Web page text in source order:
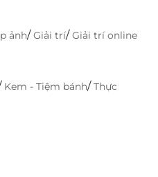
buffet mang đậm
du khách còn được
ẩm thực Việt Nam. Từ
được chế biến cầu kỳ,
ảnh/Giải trí/Giải trí online
Kem - Tiệm bánh/Thực